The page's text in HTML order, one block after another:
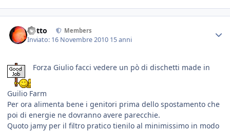
dotto Members
Inviato: 16 Novembre 2010 15 anni
Forza Giulio facci vedere un pò di dischetti made in
Guilio Farm
Per ora alimenta bene i genitori prima dello spostamento che
poi di energie ne dovranno avere parecchie.
Quoto jamy per il filtro pratico tienilo al minimissimo in modo